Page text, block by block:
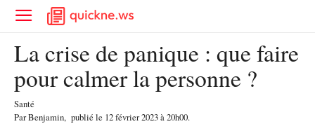
La crise de panique : que faire
pour calmer la personne ?
Santé
ParBenjamin, publié le 12 février 2023à 20h00.